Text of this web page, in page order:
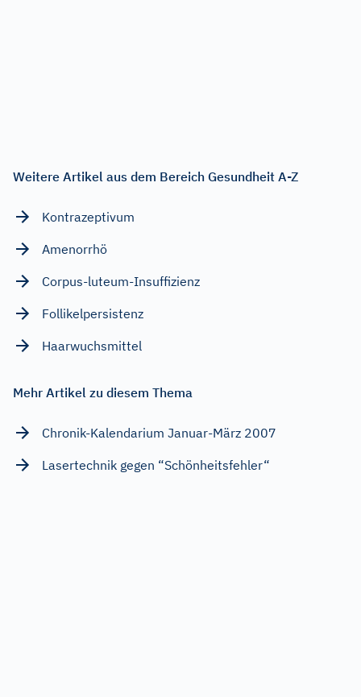
Weitere Artikel aus dem Bereich Gesundheit A-Z
Kontrazeptivum
Amenorrhö
Corpus-luteum-Insuffizienz
Follikelpersistenz
Haarwuchsmittel
Mehr Artikel zu diesem Thema
Chronik-Kalendarium Januar-März 2007
Lasertechnik gegen “Schönheitsfehler“